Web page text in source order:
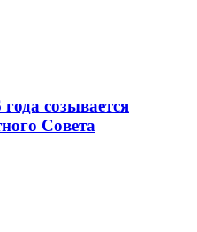
созывается
Совета